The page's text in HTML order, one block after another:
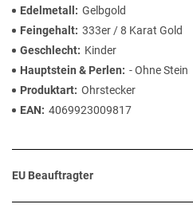
Edelmetall
Gelbgold
Feingehalt 333er / 8 Karat Gold
Geschlecht
Kinder
Hauptstein & Perlen
- Ohne Stein
Produktart Ohrstecker
EAN
4069923009817
EU Beauftragter